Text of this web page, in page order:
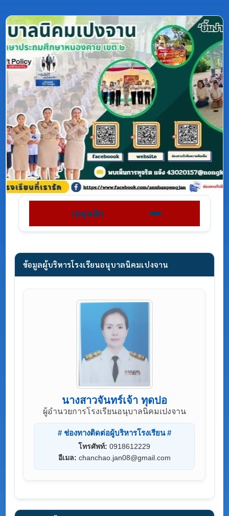
เมนูหลัก
ข้อมูลผู้บริหารโรงเรียนอนุบาลนิคมเปงจาน
นางสาวจันทร์เจ้า ทุดปอ
ผู้อำนวยการโรงเรียนอนุบาลนิคมเปงจาน
# ช่องทางติดต่อผู้บริหารโรงเรียน #
โทรศัพท์: 0918612229
อีเมล: chanchao.jan08@gmail.com